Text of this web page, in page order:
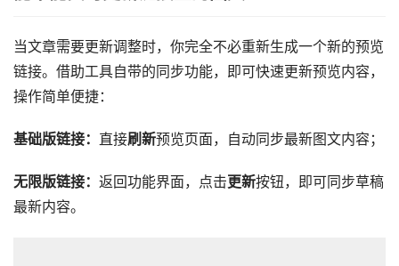
当文章需要更新调整时，你完全不必重新生成一个新的预览
链接。借助工具自带的同步功能，即可快速更新预览内容，
操作简单便捷：
基础版链接： 直接刷新预览页面，自动同步最新图文内容；
无限版链接： 返回功能界面，点击更新按钮，即可同步草稿
最新内容。